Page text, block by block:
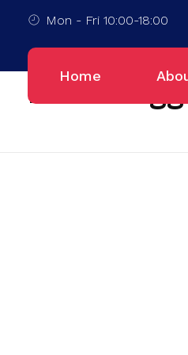
Mon - Fri 10:00-18:00
Home
Home Palu
Posts